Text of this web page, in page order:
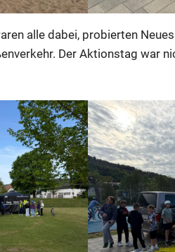
alle dabei, probierten
Der Aktionstag war